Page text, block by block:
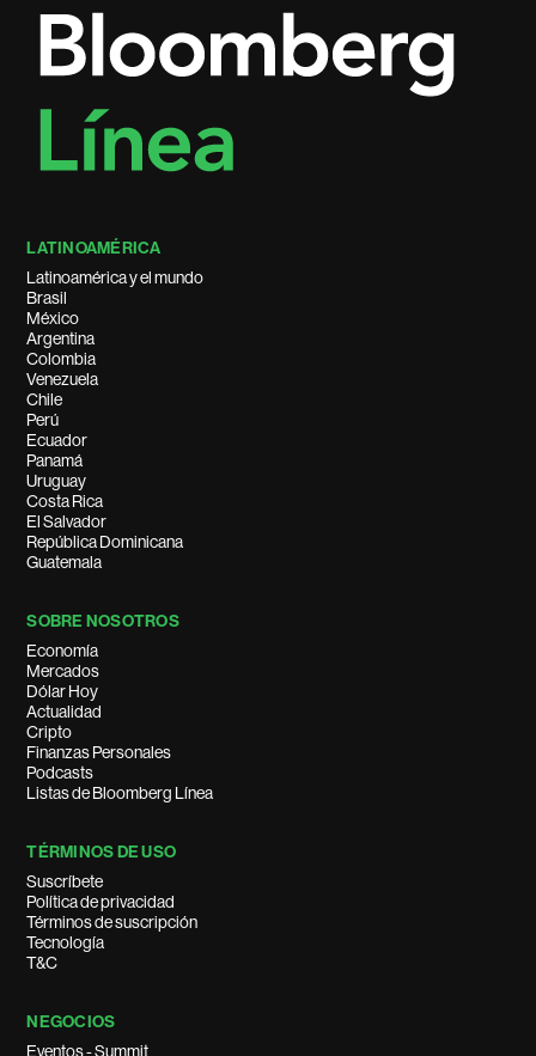
LATINOAMÉRICA
Latinoamérica y el mundo
Brasil
México
Argentina
Colombia
Venezuela
Chile
Perú
Ecuador
Panamá
Uruguay
Costa Rica
El Salvador
República Dominicana
Guatemala
SOBRE NOSOTROS
Economía
Mercados
Dólar Hoy
Actualidad
Cripto
Finanzas Personales
Podcasts
Listas de Bloomberg Línea
TÉRMINOS DE USO
Suscríbete
Política de privacidad
Términos de suscripción
Tecnología
T&C
NEGOCIOS
Eventos - Summit